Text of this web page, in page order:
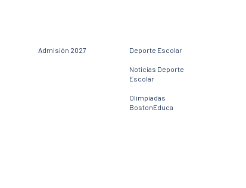
Admisión 2027 Deporte Escolar
Noticias Deporte
Escolar
Olimpiadas
BostonEduca